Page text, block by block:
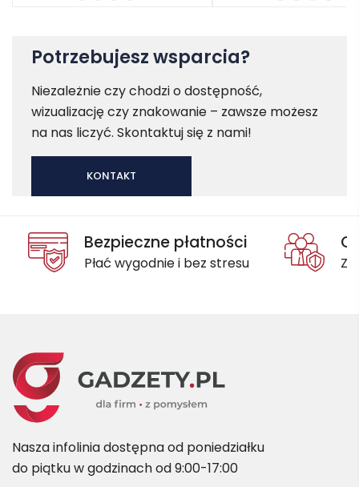
10.09 zł
Potrzebujesz wsparcia?
Niezależnie czy chodzi o dostępność,
wizualizację czy znakowanie – zawsze możesz
na nas liczyć. Skontaktuj się z nami!
KONTAKT
Bezpieczne płatności
Płać wygodnie i bez stresu
Nasza infolinia dostępna od poniedziałku
do piątku w godzinach od 9:00-17:00